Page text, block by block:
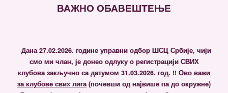
ВАЖНО ОБАВЕШТЕЊЕ
Дана 27.02.2026. године управни одбор ШСЦ Србије, чији
смо ми члан, је донео одлуку о регистрацији СВИХ
клубова закључно са датумом 31.03.2026. гoд. !! Ово важи
за клубове свих лига(почевши од највише па до окружне)